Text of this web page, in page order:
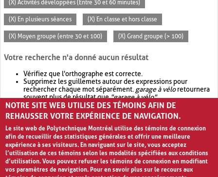
(X) Activités développées (Entre 30 et 60 minutes)
(X) En plusieurs séances (X) En classe et hors classe
(X) Moyen groupe (entre 30 et 100) (X) Grand groupe (> 100)
Votre recherche n'a donné aucun résultat
Vérifiez que l'orthographe est correcte.
Supprimez les guillemets autour des expressions pour
rechercher chaque mot séparément. garage à véloretournera
souvent plus de résultat que"garage à vélo".
Envisagez d'élargir votre recherche avec OR.garage OR vélo
retournera souvent plus de résultat quegarage à vélo
NOTRE SITE WEB UTILISE DES TÉMOINS AFIN DE
REHAUSSER VOTRE EXPÉRIENCE DE NAVIGATION.
Le site web de Polytechnique Montréal utilise des témoins de connexion
afin de recueillir des statistiques générales et offrir une meilleure
expérience à ses visiteurs. En naviguant sur le site, vous acceptez
l’utilisation de ces témoins selon les modalités spécifiées aux conditions
d’utilisation. Vous pouvez refuser les témoins de connexion en modifiant
vos paramètres de navigation. Pour en savoir plus sur le recours aux